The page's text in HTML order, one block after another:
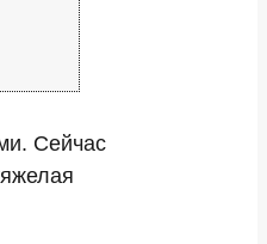
Сейчас